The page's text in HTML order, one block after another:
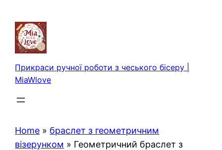
вмісту
Прикраси ручної роботи з чеського бісеру |
MiaWlove
Home » браслет з геометричним
візерунком » Геометричний браслет з